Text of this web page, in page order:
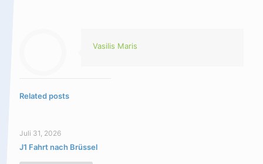
Vasilis Maris
Related posts
Juli 31, 2026
J1 Fahrt nach Brüssel